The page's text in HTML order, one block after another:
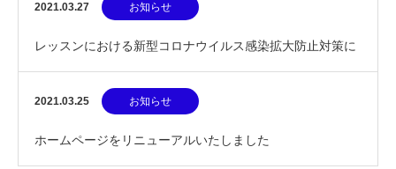
2021.03.27 お知らせ
レッスンにおける新型コロナウイルス感染拡大防止対策に
ついて
2021.03.25 お知らせ
ホームページをリニューアルいたしました